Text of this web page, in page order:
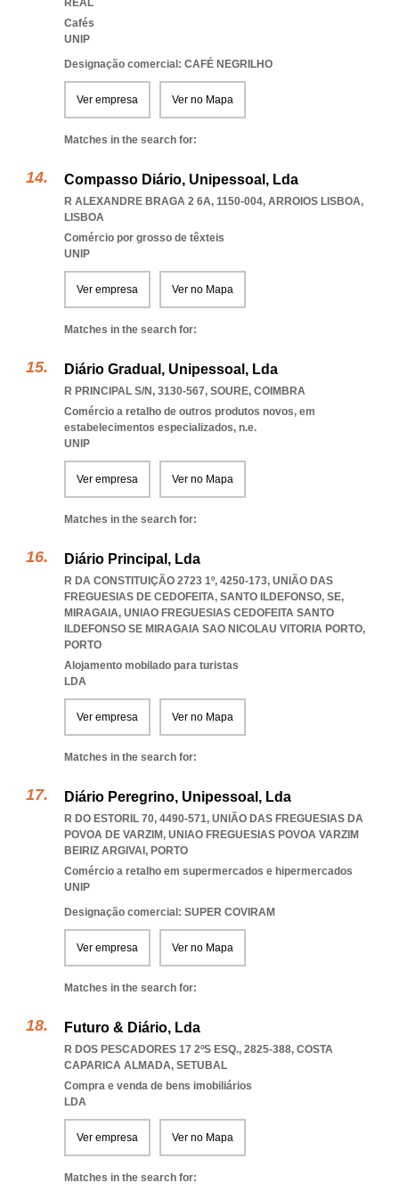
REAL
Cafés
UNIP
Designação comercial: CAFÉ NEGRILHO
Ver empresa Ver no Mapa
Matches in the search for:
Compasso Diário, Unipessoal, Lda
R ALEXANDRE BRAGA 2 6A, 1150-004, ARROIOS LISBOA,
LISBOA
Comércio por grosso de têxteis
UNIP
Ver empresa Ver no Mapa
Matches in the search for:
Diário Gradual, Unipessoal, Lda
R PRINCIPAL S/N, 3130-567, SOURE, COIMBRA
Comércio a retalho de outros produtos novos, em
estabelecimentos especializados, n.e.
UNIP
Ver empresa Ver no Mapa
Matches in the search for:
Diário Principal, Lda
R DA CONSTITUIÇÃO 2723 1º, 4250-173, UNIÃO DAS
FREGUESIAS DE CEDOFEITA, SANTO ILDEFONSO, SE,
MIRAGAIA, UNIAO FREGUESIAS CEDOFEITA SANTO
ILDEFONSO SE MIRAGAIA SAO NICOLAU VITORIA PORTO,
PORTO
Alojamento mobilado para turistas
LDA
Ver empresa Ver no Mapa
Matches in the search for:
Diário Peregrino, Unipessoal, Lda
R DO ESTORIL 70, 4490-571, UNIÃO DAS FREGUESIAS DA
POVOA DE VARZIM, UNIAO FREGUESIAS POVOA VARZIM
BEIRIZ ARGIVAI , PORTO
Comércio a retalho em supermercados e hipermercados
UNIP
Designação comercial: SUPER COVIRAM
Ver empresa Ver no Mapa
Matches in the search for:
Futuro & Diário, Lda
R DOS PESCADORES 17 2ºS ESQ., 2825-388, COSTA
CAPARICA ALMADA, SETUBAL
Compra e venda de bens imobiliários
LDA
Ver empresa Ver no Mapa
Matches in the search for: